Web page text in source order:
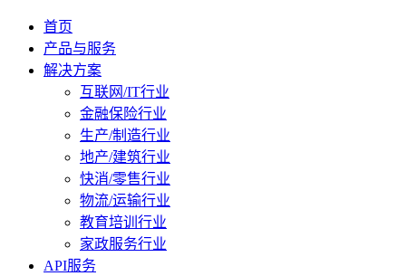
首页
产品与服务
解决方案
互联网/IT行业
金融保险行业
生产/制造行业
地产/建筑行业
快消/零售行业
物流/运输行业
教育培训行业
家政服务行业
API服务